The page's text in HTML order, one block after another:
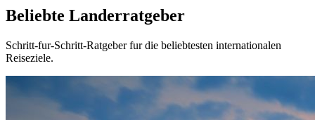
Beliebte Landerratgeber
Schritt-fur-Schritt-Ratgeber fur die beliebtesten internationalen
Reiseziele.